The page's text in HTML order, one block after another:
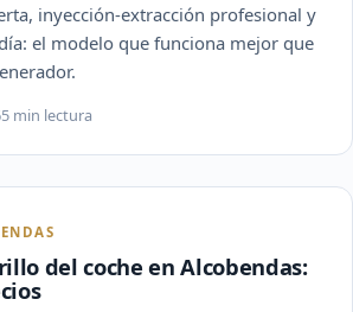
inyección-extracción profesional y
el modelo que funciona mejor que
5 min lectura
del coche en Alcobendas: